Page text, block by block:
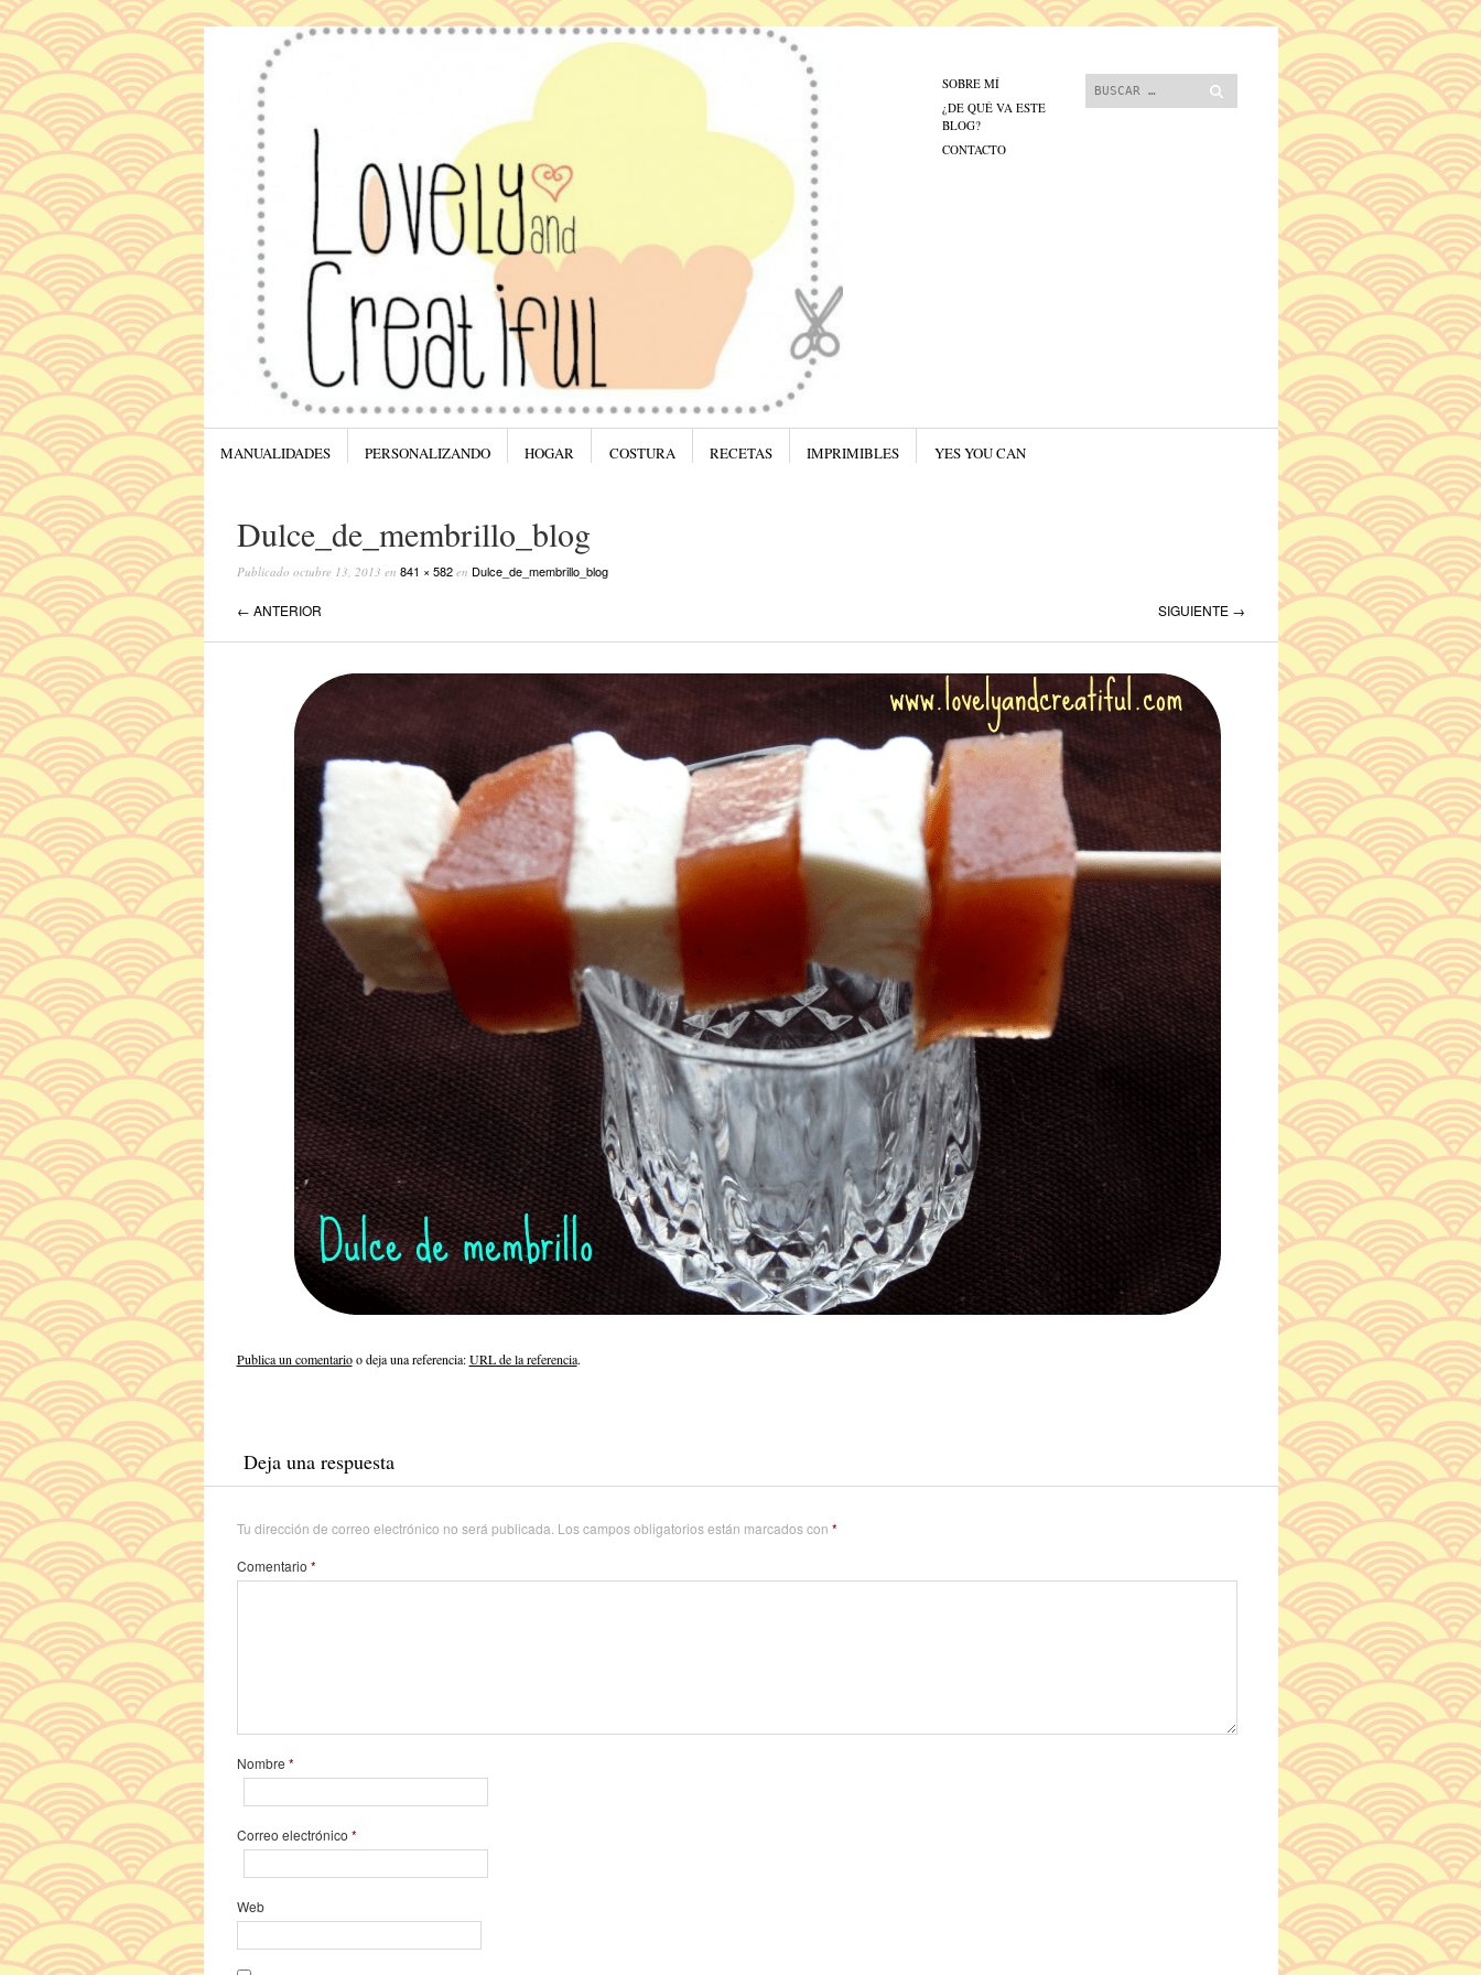
Buscar
SOBRE MÍ
¿DE QUÉ VA ESTE
BLOG?
CONTACTO
Menú
SALTAR AL CONTENIDO.
MANUALIDADES PERSONALIZANDO HOGAR COSTURA RECETAS IMPRIMIBLES YES YOU CAN
Dulce_de_membrillo_blog
Publicado octubre 13, 2013 en 841 × 582en Dulce_de_membrillo_blog
← ANTERIOR SIGUIENTE →
Publica un comentarioo deja una referencia:URL de la referencia.
Deja una respuesta
Tu dirección de correo electrónico no será publicada. Los campos obligatorios están marcados con *
Comentario *
Nombre *
Correo electrónico *
Web